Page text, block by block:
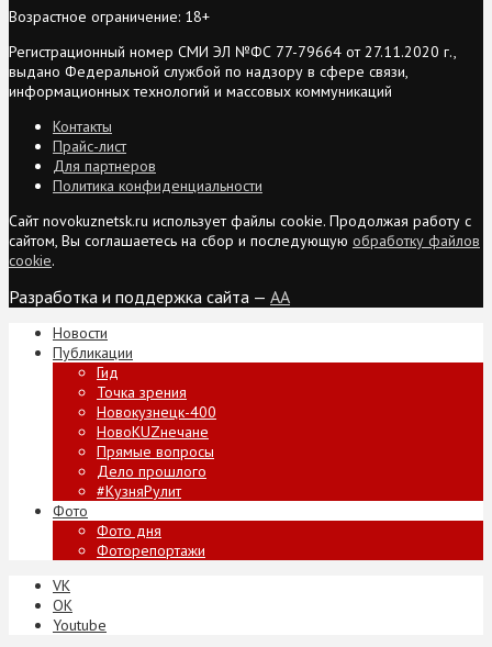
Возрастное ограничение: 18+
Регистрационный номер СМИ ЭЛ №ФС 77-79664 от 27.11.2020 г.,
выдано Федеральной службой по надзору в сфере связи,
информационных технологий и массовых коммуникаций
Контакты
Прайс-лист
Для партнеров
Политика конфиденциальности
Сайт novokuznetsk.ru использует файлы cookie. Продолжая работу с
сайтом, Вы соглашаетесь на сбор и последующую обработку файлов
cookie.
Разработка и поддержка сайта — AA
Новости
Публикации
Гид
Точка зрения
Новокузнецк-400
НовоKUZнечане
Прямые вопросы
Дело прошлого
#КузняРулит
Фото
Фото дня
Фоторепортажи
VK
ОК
Youtube